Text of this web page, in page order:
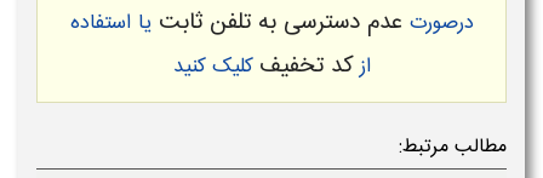
درصورت عدم دسترسی به تلفن ثابت یا استفاده
ازکد تخفیف کلیک کنید
مطالب مرتبط: